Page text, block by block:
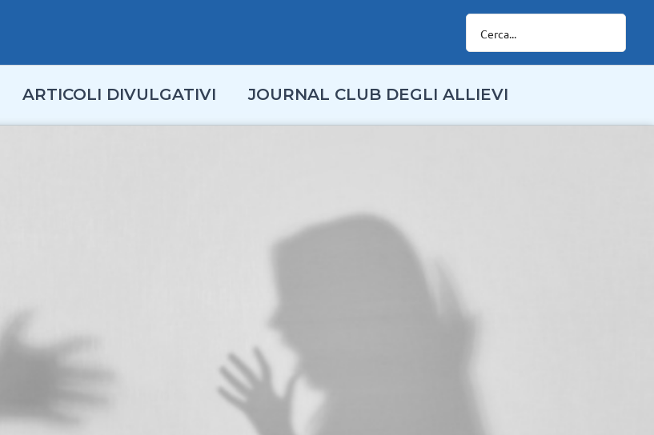
ARTICOLI DIVULGATIVI JOURNAL CLUB DEGLI ALLIEVI